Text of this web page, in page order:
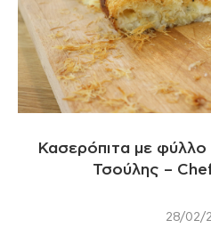
Κασερόπιτα με φύλλο
Τσούλης –
28/02/